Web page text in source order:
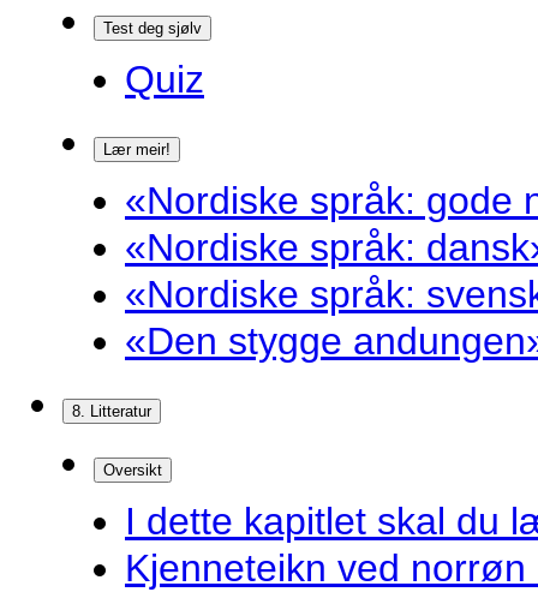
Test deg sjølv
Quiz
Lær meir!
«Nordiske språk: gode
«Nordiske språk:
«Nordiske språk:
«Den stygge
8. Litteratur
Oversikt
I dette kapitlet skal du
Kjenneteikn ved norrøn